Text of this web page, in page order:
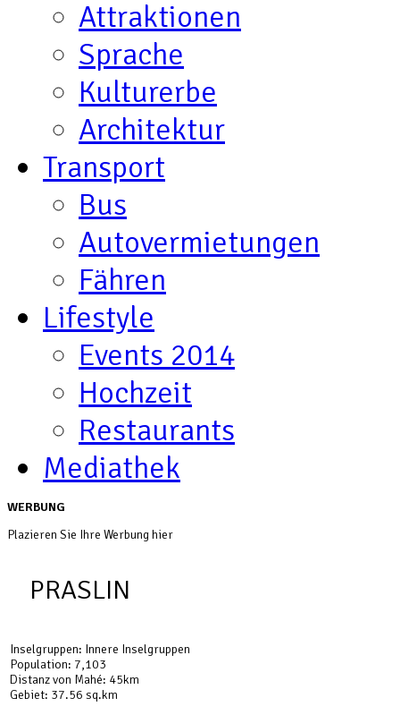
Attraktionen
Sprache
Kulturerbe
Architektur
Transport
Bus
Autovermietungen
Fähren
Lifestyle
Events 2014
Hochzeit
Restaurants
Mediathek
WERBUNG
Plazieren Sie Ihre Werbung hier
PRASLIN
Inselgruppen: Innere Inselgruppen
Population: 7,103
Distanz von Mahé: 45km
Gebiet: 37.56 sq.km